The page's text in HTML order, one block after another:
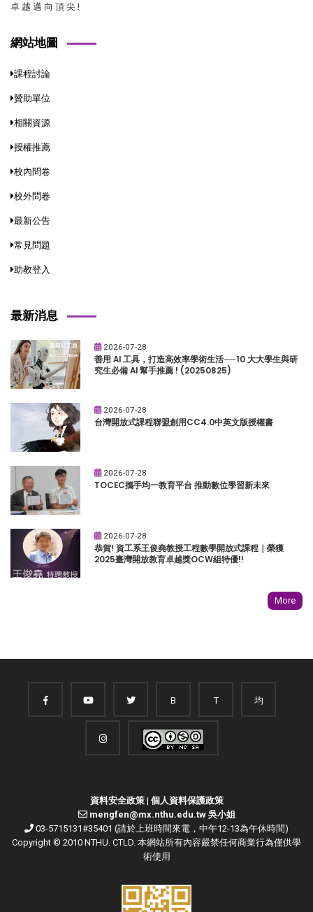
卓 越 邁 向 頂 尖 !
網站地圖
課程討論
贊助單位
相關資源
授權推薦
校內問卷
校外問卷
最新公告
常見問題
助教登入
最新消息
2026-07-28
善用 AI 工具，打造高效率學術生活──10 大大學生與研
究生必備 AI 幫手推薦 ! (20250825)
2026-07-28
台灣開放式課程聯盟創用CC4.0中英文版授權書
2026-07-28
TOCEC攜手均一教育平台 推動數位學習新未來
2026-07-28
恭賀! 資工系王俊堯教授工程數學開放式課程｜榮獲
2025臺灣開放教育卓越獎OCW組特優!!
More
B T 均
資料安全政策| 個人資料保護政策
mengfen@mx.nthu.edu.tw 吳小姐
03-5715131#35401 (請於上班時間來電，中午12-13為午休時間)
Copyright © 2010 NTHU. CTLD. 本網站所有內容嚴禁任何商業行為僅供學
術使用